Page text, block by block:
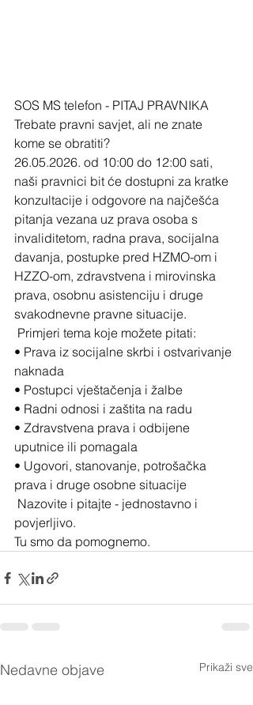
SOS MS telefon - PITAJ PRAVNIKA
Trebate pravni savjet, ali ne znate
kome se obratiti?
26.05.2026. od 10:00 do 12:00 sati,
naši pravnici bit će dostupni za kratke
konzultacije i odgovore na najčešća
pitanja vezana uz prava osoba s
invaliditetom, radna prava, socijalna
davanja, postupke pred HZMO-om i
HZZO-om, zdravstvena i mirovinska
prava, osobnu asistenciju i druge
svakodnevne pravne situacije.
Primjeri tema koje možete pitati:
• Prava iz socijalne skrbi i ostvarivanje
naknada
• Postupci vještačenja i žalbe
• Radni odnosi i zaštita na radu
• Zdravstvena prava i odbijene
uputnice ili pomagala
• Ugovori, stanovanje, potrošačka
prava i druge osobne situacije
Nazovite i pitajte - jednostavno i
povjerljivo.
Tu smo da pomognemo.
Nedavne objave Prikaži sve